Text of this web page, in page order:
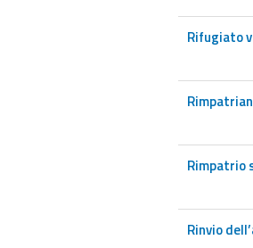
Rifugiato
Rimpatrio
Rinvio